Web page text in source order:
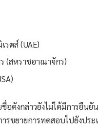
รตส์ (UAE)
(สหราชอาณาจักร)
ชื่อดังกล่าวยังไม่ได้มีการยืนยั
รขยายการทดสอบไปยังปร